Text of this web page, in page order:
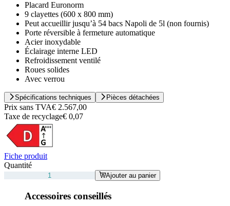
Placard Euronorm
9 clayettes (600 x 800 mm)
Peut accueillir jusqu’à 54 bacs Napoli de 5l (non fournis)
Porte réversible à fermeture automatique
Acier inoxydable
Éclairage interne LED
Refroidissement ventilé
Roues solides
Avec verrou
Spécifications techniques Pièces détachées
Prix sans TVA€ 2.567,00
Taxe de recyclage€ 0,07
Fiche produit
Quantité
Ajouter au panier
Accessoires conseillés